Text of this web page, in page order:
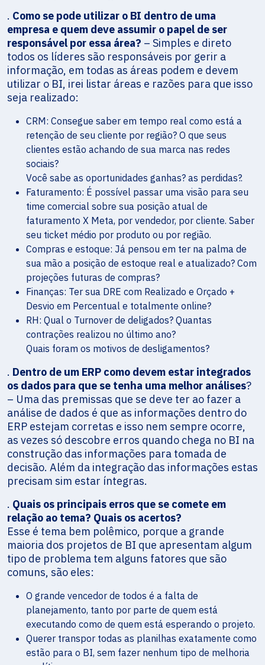
. Como se pode utilizar o BI dentro de uma
empresa e quem deve assumir o papel de ser
responsável por essa área? – Simples e direto
todos os líderes são responsáveis por gerir a
informação, em todas as áreas podem e devem
utilizar o BI, irei listar áreas e razões para que isso
seja realizado:
CRM: Consegue saber em tempo real como está a
retenção de seu cliente por região? O que seus
clientes estão achando de sua marca nas redes
sociais?
Você sabe as oportunidades ganhas? as perdidas?.
Faturamento: É possível passar uma visão para seu
time comercial sobre sua posição atual de
faturamento X Meta, por vendedor, por cliente. Saber
seu ticket médio por produto ou por região.
Compras e estoque: Já pensou em ter na palma de
sua mão a posição de estoque real e atualizado? Com
projeções futuras de compras?
Finanças: Ter sua DRE com Realizado e Orçado +
Desvio em Percentual e totalmente online?
RH: Qual o Turnover de deligados? Quantas
contrações realizou no último ano?
Quais foram os motivos de desligamentos?
. Dentro de um ERP como devem estar integrados
os dados para que se tenha uma melhor análises?
– Uma das premissas que se deve ter ao fazer a
análise de dados é que as informações dentro do
ERP estejam corretas e isso nem sempre ocorre,
as vezes só descobre erros quando chega no BI na
construção das informações para tomada de
decisão. Além da integração das informações estas
precisam sim estar íntegras.
. Quais os principais erros que se comete em
relação ao tema? Quais os acertos?
Esse é tema bem polêmico, porque a grande
maioria dos projetos de BI que apresentam algum
tipo de problema tem alguns fatores que são
comuns, são eles:
O grande vencedor de todos é a falta de
planejamento, tanto por parte de quem está
executando como de quem está esperando o projeto.
Querer transpor todas as planilhas exatamente como
estão para o BI, sem fazer nenhum tipo de melhoria